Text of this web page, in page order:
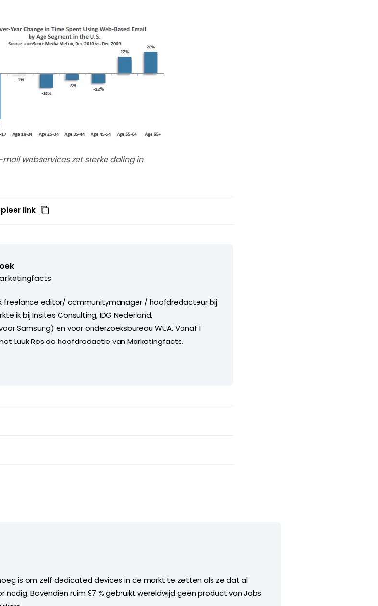
mail webservices zet sterke daling in
link
ik freelance editor/ communitymanager / hoofdredacteur bij
ik bij Insites Consulting, IDG Nederland,
Samsung) en voor onderzoeksbureau WUA. Vanaf 1
Luuk Ros de hoofdredactie van Marketingfacts.
is om zelf dedicated devices in de markt te zetten als ze dat al
nodig. Bovendien ruim 97 % gebruikt wereldwijd geen product van Jobs